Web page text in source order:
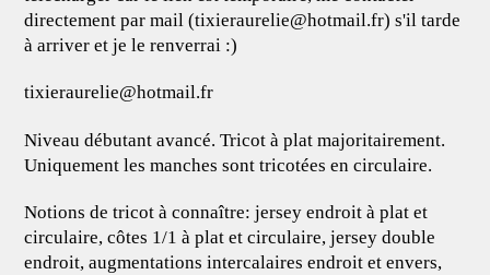
directement par mail (tixieraurelie@hotmail.fr) s'il tarde
à arriver et je le renverrai :)
tixieraurelie@hotmail.fr
Niveau débutant avancé. Tricot à plat majoritairement.
Uniquement les manches sont tricotées en circulaire.
Notions de tricot à connaître: jersey endroit à plat et
circulaire, côtes 1/1 à plat et circulaire, jersey double
endroit, augmentations intercalaires endroit et envers,